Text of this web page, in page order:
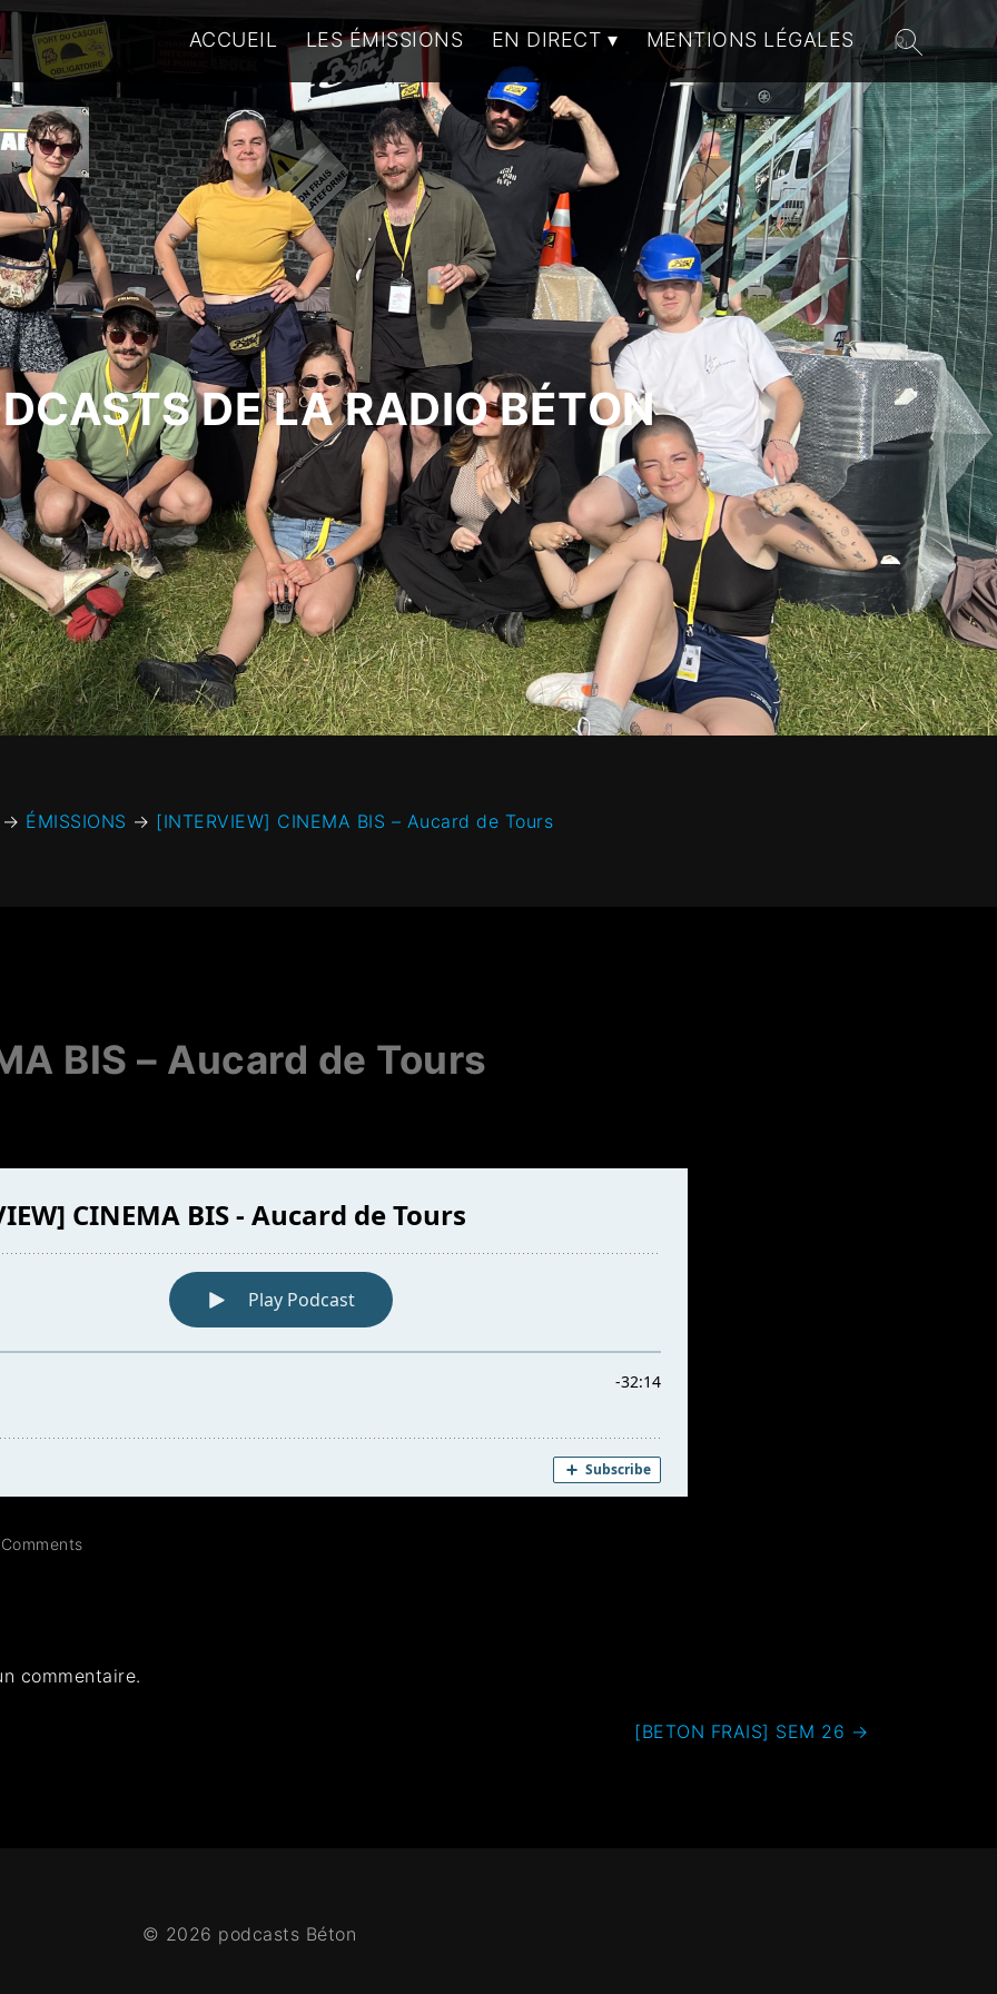
ACCUEIL LES ÉMISSIONS EN DIRECT MENTIONS LÉGALES
DE LA RADIO BÉTON
→ ÉMISSIONS → [INTERVIEW] CINEMA BIS – Aucard de Tours
BIS – Aucard de Tours
Comments
commentaire.
[BETON FRAIS] SEM 26 →
© 2026 podcasts Béton